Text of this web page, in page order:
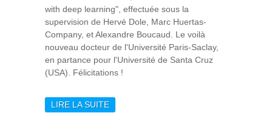
with deep learning", effectuée sous la
supervision de Hervé Dole, Marc Huertas-
Company, et Alexandre Boucaud. Le voilà
nouveau docteur de l'Université Paris-Saclay,
en partance pour l'Université de Santa Cruz
(USA). Félicitations !
LIRE LA SUITEDE HUBERT BRETONNIÈRE: